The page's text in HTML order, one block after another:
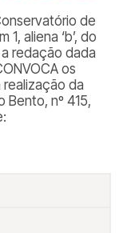
de
1, aliena ‘b’, do
redação dada
os
da
Bento, nº 415,